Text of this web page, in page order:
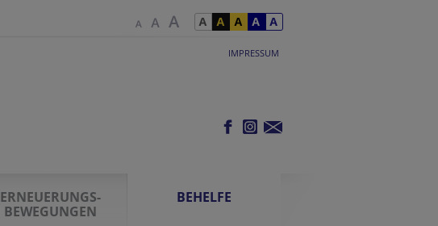
IMPRESSUM
ERNEUERUNGS-
BEWEGUNGEN
BEHELFE